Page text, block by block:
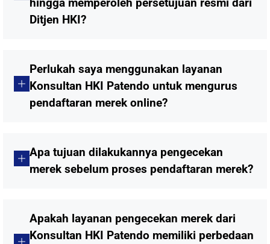
Ditjen HKI?
Perlukah saya menggunakan layanan
Konsultan HKI Patendo untuk mengurus
pendaftaran merek online?
Apa tujuan dilakukannya pengecekan
merek sebelum proses pendaftaran merek?
Apakah layanan pengecekan merek dari
Konsultan HKI Patendo memiliki perbedaan